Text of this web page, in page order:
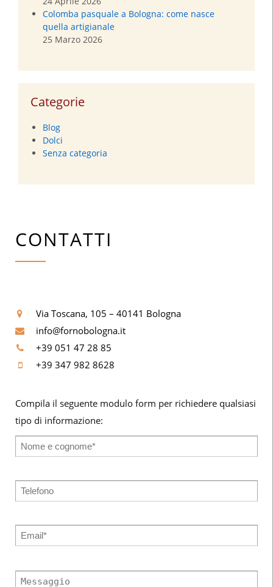
Colomba pasquale a Bologna: come nasce
quella artigianale
25 Marzo 2026
Categorie
Blog
Dolci
Senza categoria
CONTATTI
Via Toscana, 105 – 40141 Bologna
info@fornobologna.it
+39 051 47 28 85
+39 347 982 8628
Compila il seguente modulo form per richiedere qualsiasi
tipo di informazione: